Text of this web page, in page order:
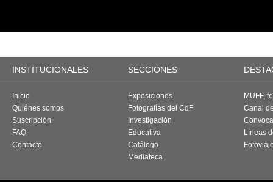
INSTITUCIONALES SECCIONES
Inicio
Quiénes somos
Suscripción
FAQ
Contacto
Exposiciones
Fotografías del CdF
Investigación
Educativa
Catálogo
Mediateca
MUFF,
Canal
Líneas